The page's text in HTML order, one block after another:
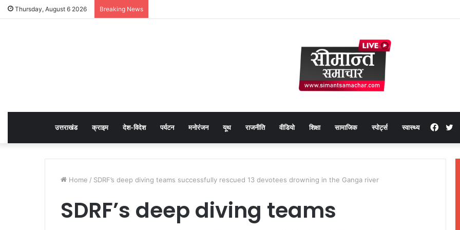
Thursday, August 6 2026 Breaking News
उत्तराखंड क्राइम देश-विदेश पर्यटन मनोरंजन यूथ राजनीति वीडियो शिक्षा सामाजिक स्पोर्ट्स स्वास्थ्य
Home / SDRF’s deep diving teams successfully rescued 13 devotees drowning in the Ganga river
SDRF’s deep diving teams